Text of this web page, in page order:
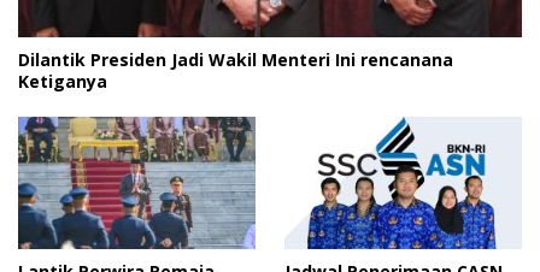
Dilantik Presiden Jadi Wakil Menteri Ini rencanana
Ketiganya